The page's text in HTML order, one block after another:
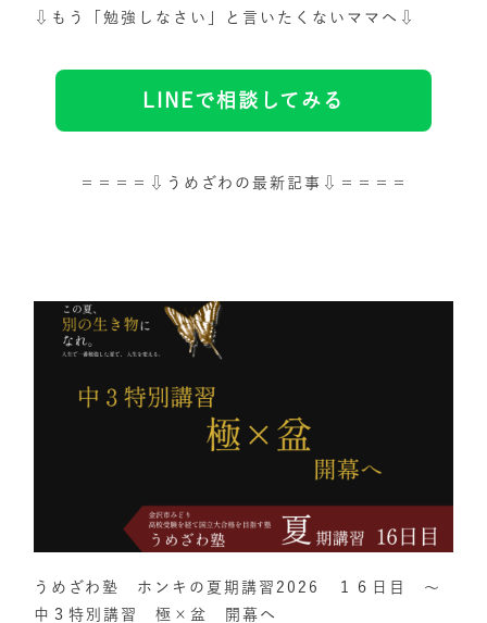
⇩もう「勉強しなさい」と言いたくないママへ⇩
LINEで相談してみる
＝＝＝＝⇩うめざわの最新記事⇩＝＝＝＝
うめざわ塾 ホンキの夏期講習2026 １６日目 ～
中３特別講習 極×盆 開幕へ